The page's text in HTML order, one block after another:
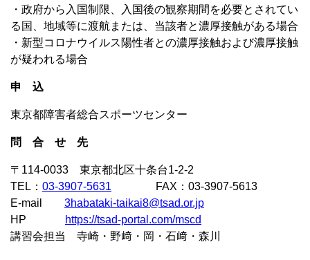
・政府から入国制限、入国後の観察期間を必要とされてい
る国、地域等に渡航または、当該者と濃厚接触がある場合
・新型コロナウイルス陽性者との濃厚接触および濃厚接触
が疑われる場合
申 込
東京都障害者総合スポーツセンター
問 合 せ 先
〒114-0033 東京都北区十条台1-2-2
TEL： 03-3907-5631 FAX：03-3907-5613
E-mail 3habataki-taikai8@tsad.or.jp
HP
https://tsad-portal.com/mscd
講習会担当 寺崎・野﨑・岡・石﨑・森川